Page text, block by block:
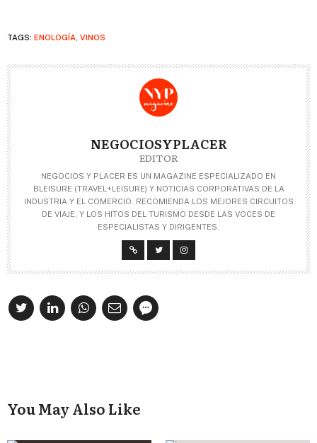
TAGS: ENOLOGÍA VINOS
NEGOCIOSYPLACER
EDITOR
NEGOCIOS Y PLACER ES UN MAGAZINE ESPECIALIZADO EN
BLEISURE (TRAVEL+LEISURE) Y NOTICIAS CORPORATIVAS DE LA
INDUSTRIA Y EL COMERCIO. RECOMIENDA LOS MEJORES CIRCUITOS
DE VIAJE, Y LOS HITOS DEL TURISMO DESDE LAS VOCES DE
ESPECIALISTAS Y DIRIGENTES.
You May Also Like